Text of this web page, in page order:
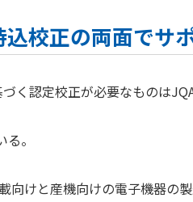
校正の両面でサ
く認定校正が必要なものは
。
向けと産機向けの電子機器